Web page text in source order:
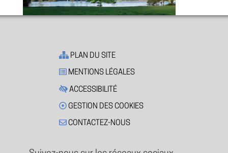
PLAN DU SITE
MENTIONS LÉGALES
ACCESSIBILITÉ
GESTION DES COOKIES
CONTACTEZ-NOUS